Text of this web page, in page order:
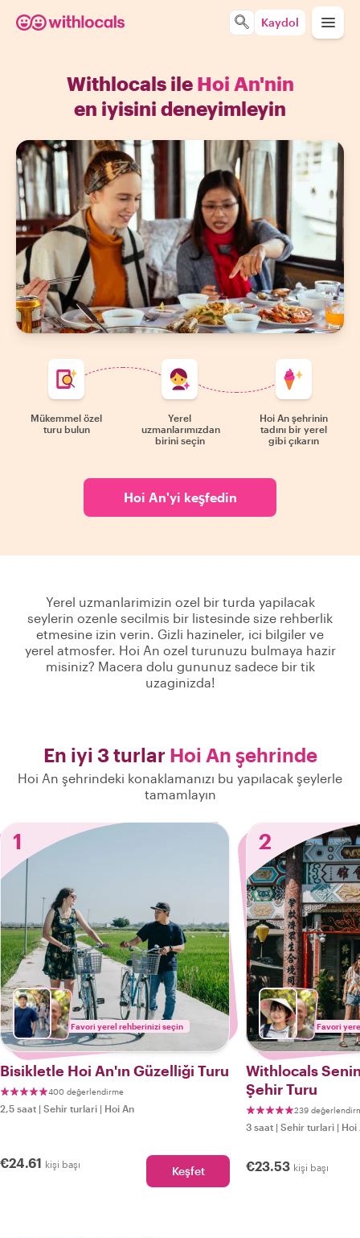
Kaydol
Withlocals ile Hoi An'nin
en iyisini deneyimleyin
Mükemmel özel
turu bulun
Yerel
uzmanlarımızdan
birini seçin
Hoi An şehrinin
tadını bir yerel
gibi çıkarın
Hoi An'yi keşfedin
Yerel uzmanlarimizin ozel bir turda yapilacak
seylerin ozenle secilmis bir listesinde size rehberlik
etmesine izin verin. Gizli hazineler, ici bilgiler ve
yerel atmosfer. Hoi An ozel turunuzu bulmaya hazir
misiniz? Macera dolu gununuz sadece bir tik
uzaginizda!
En iyi 3 turlar Hoi An şehrinde
Hoi An şehrindeki konaklamanızı bu yapılacak şeylerle
tamamlayın
1
Favori yerel rehberinizi seçin
Bisikletle Hoi An'ın Güzelliği Turu
400 değerlendirme
2,5 saat | Sehir turlari | Hoi An
€24.61 kişi başı Keşfet
2
Favori
Withlocals
Şehir Turu
239
3 saat | Sehir turlari | Hoi
€23.53 kişi başı